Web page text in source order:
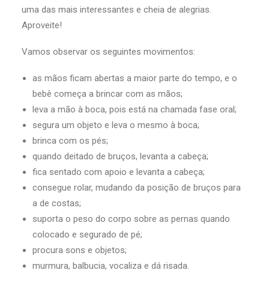
uma das mais interessantes e cheia de alegrias.
Aproveite!
Vamos observar os seguintes movimentos:
as mãos ficam abertas a maior parte do tempo, e o
bebê começa a brincar com as mãos;
leva a mão à boca, pois está na chamada fase oral;
segura um objeto e leva o mesmo à boca;
brinca com os pés;
quando deitado de bruços, levanta a cabeça;
fica sentado com apoio e levanta a cabeça;
consegue rolar, mudando da posição de bruços para
a de costas;
suporta o peso do corpo sobre as pernas quando
colocado e segurado de pé;
procura sons e objetos;
murmura, balbucia, vocaliza e dá risada.